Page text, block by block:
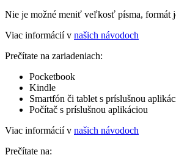
Nie je možné meniť veľkosť písma, formát
Viac informácií v našich návodoch
Prečítate na zariadeniach:
Pocketbook
Kindle
Smartfón či tablet s príslušnou
Počítač s príslušnou aplikáciou
Viac informácií v našich návodoch
Prečítate na: